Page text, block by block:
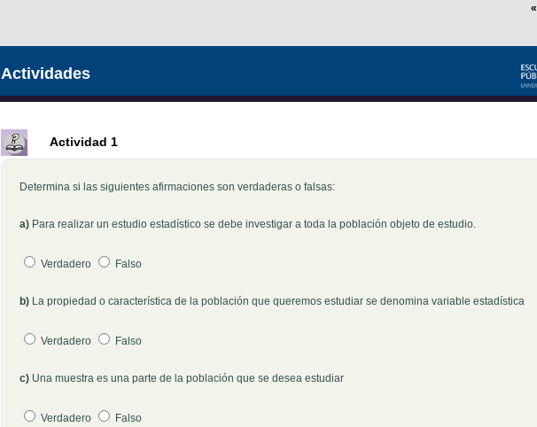
«
Actividades
Actividad 1
Determina si las siguientes afirmaciones son verdaderas o falsas:
Pregunta 1
a)Para realizar un estudio estadístico se debe investigar a toda la población objeto de estudio.
Verdadero Falso
Pregunta 2
b)La propiedad o característica de la población que queremos estudiar se denomina variable estadística
Verdadero Falso
Pregunta 3
c)Una muestra es una parte de la población que se desea estudiar
Verdadero Falso